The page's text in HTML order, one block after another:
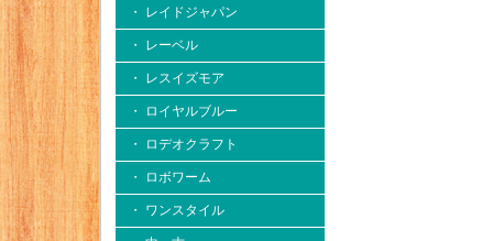
・ レイドジャパン
・ レーベル
・ レスイズモア
・ ロイヤルブルー
・ ロデオクラフト
・ ロボワーム
・ ワンスタイル